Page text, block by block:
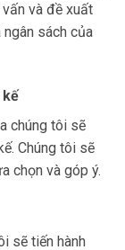
và đề xuất
sách của
kế
chúng tôi sẽ
Chúng tôi sẽ
chọn và góp ý.
sẽ tiến hành